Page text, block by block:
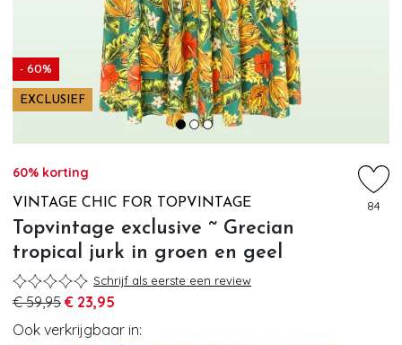
- 60%
EXCLUSIEF
60% korting
VINTAGE CHIC FOR TOPVINTAGE
Topvintage exclusive ~ Grecian
tropical jurk in groen en geel
84
Schrijf als eerste een review
€ 59,95 € 23,95
Ook verkrijgbaar in: